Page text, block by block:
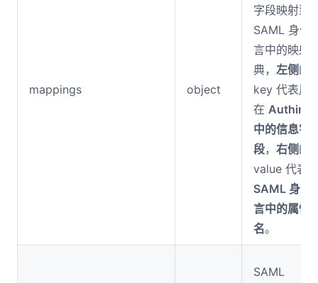
mappings object
字段映射到
SAML 身份
言中的映射
典， 左侧 的
key 代表用
在 Authing
中的信息字
段， 右侧 的
value 代表
SAML 身份
言中的属性
名。
SAML